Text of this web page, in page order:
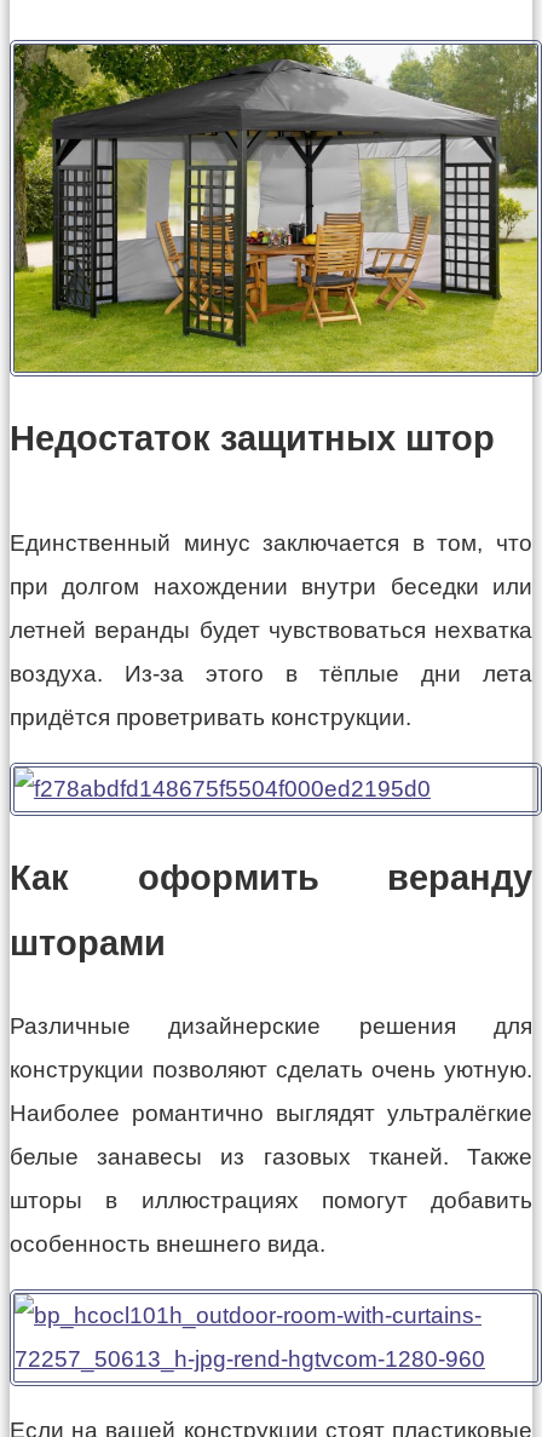
Недостаток защитных штор
Единственный минус заключается в том, что
при долгом нахождении внутри беседки или
летней веранды будет чувствоваться нехватка
воздуха. Из-за этого в тёплые дни лета
придётся проветривать конструкции.
Как оформить веранду
шторами
Различные дизайнерские решения для
конструкции позволяют сделать очень уютную.
Наиболее романтично выглядят ультралёгкие
белые занавесы из газовых тканей. Также
шторы в иллюстрациях помогут добавить
особенность внешнего вида.
Если на вашей конструкции стоят пластиковые